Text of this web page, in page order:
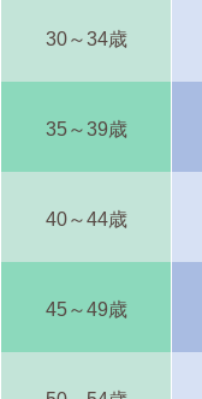
30～34歳
35～39歳
40～44歳
45～49歳